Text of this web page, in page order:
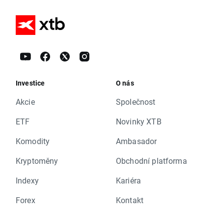
Investice
Akcie
ETF
Komodity
Kryptoměny
Indexy
Forex
O nás
Společnost
Novinky XTB
Ambasador
Obchodní platforma
Kariéra
Kontakt